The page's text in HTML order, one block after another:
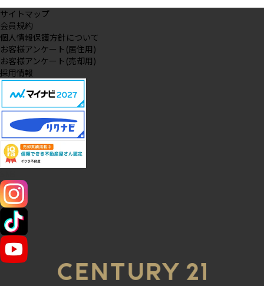
サイトマップ
会員規約
個人情報保護方針について
お客様アンケート(居住用)
お客様アンケート(売却用)
採用情報